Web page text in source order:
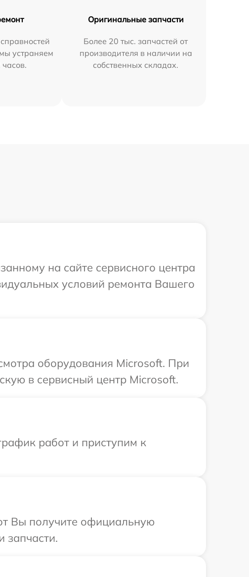
устраняем
часов.
Оригинальные запчасти
Более 20 тыс. запчастей от
производителя в наличии на
собственных складах.
на сайте сервисного центра
условий ремонта Вашего
оборудования Microsoft. При
в сервисный центр Microsoft.
работ и приступим к
Вы получите официальную
запчасти.